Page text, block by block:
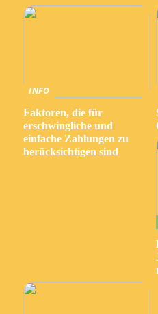
INFO
Faktoren, die für
erschwingliche und
einfache Zahlungen zu
berücksichtigen sind